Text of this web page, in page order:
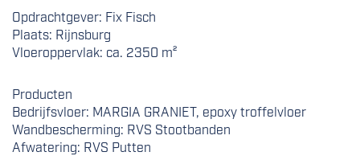
Opdrachtgever: Fix Fisch
Plaats: Rijnsburg
Vloeroppervlak: ca. 2350 m²
Producten
Bedrijfsvloer: MARGIA GRANIET, epoxy troffelvloer
Wandbescherming: RVS Stootbanden
Afwatering: RVS Putten